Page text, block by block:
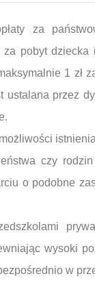
za
za pobyt
1 zł
ustalana przez
czy
o podobne
wysoki
w